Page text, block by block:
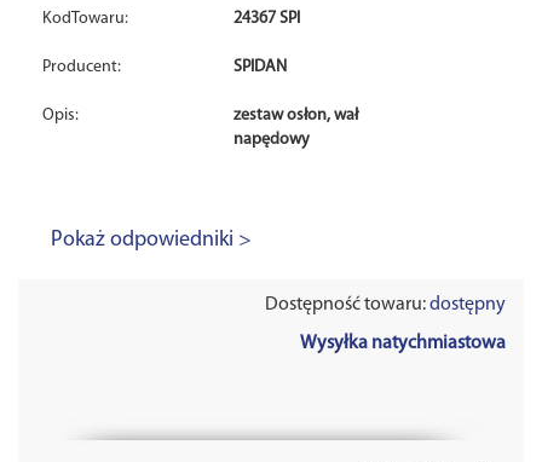
KodTowaru: 24367 SPI
Producent: SPIDAN
Opis:
zestaw osłon, wał
napędowy
Pokaż odpowiedniki >
Dostępność towaru:dostępny
Wysyłka natychmiastowa